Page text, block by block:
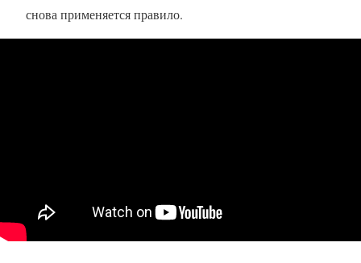
снова применяется правило.